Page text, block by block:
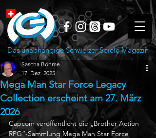
Das unabhängige Schweizer Spiele Magazin
Mega Man Star Force Legacy
Collection erscheint am 27. März
2026
Sascha Böhme
17. Dez. 2025
Capcom veröffentlicht die „Brother Action
RPG“-Sammlung Mega Man Star Force